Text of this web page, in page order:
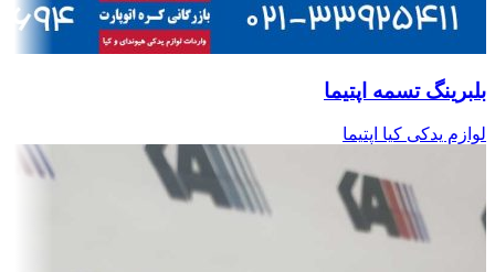
بلبرینگ تسمه اپتیما
لوازم یدکی کیا اپتیما